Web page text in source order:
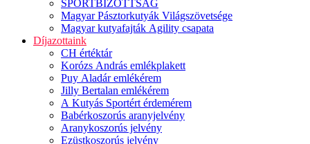
SPORTBIZOTTSÁG
Magyar Pásztorkutyák Világszövetsége
Magyar kutyafajták Agility csapata
Díjazottaink
CH értéktár
Korózs András emlékplakett
Puy Aladár emlékérem
Jilly Bertalan emlékérem
A Kutyás Sportért érdemérem
Babérkoszorús aranyjelvény
Aranykoszorús jelvény
Ezüstkoszorús jelvény